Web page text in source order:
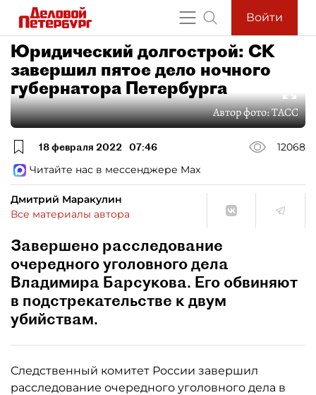
Войти
Юридический долгострой: СК
завершил пятое дело ночного
губернатора Петербурга
Автор фото:ТАСС
18 февраля 2022 07:46
12068
Читайте нас в мессенджере Max
Дмитрий Маракулин
Все материалы автора
Завершено расследование
очередного уголовного дела
Владимира Барсукова. Его обвиняют
в подстрекательстве к двум
убийствам.
Следственный комитет России завершил
расследование очередного уголовного дела в